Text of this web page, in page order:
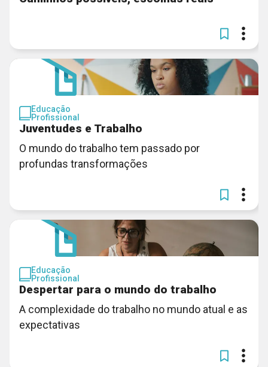
Educação
Profissional
Juventudes e Trabalho
O mundo do trabalho tem passado por
profundas transformações
Educação
Profissional
Despertar para o mundo do trabalho
A complexidade do trabalho no mundo atual e as
expectativas